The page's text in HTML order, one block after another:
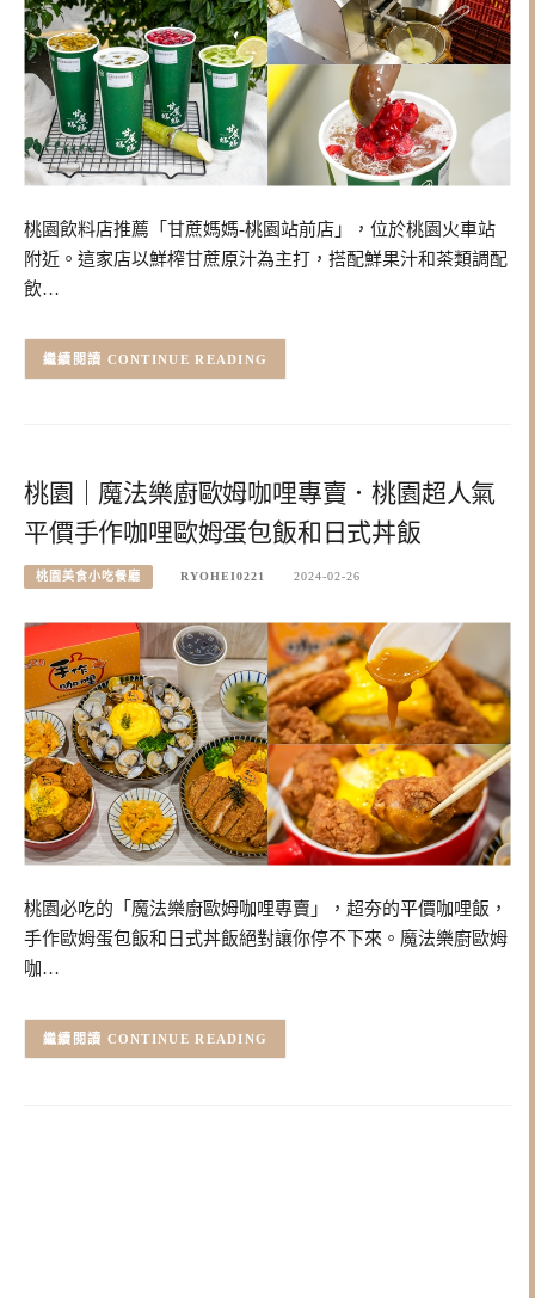
桃園飲料店推薦「甘蔗媽媽-桃園站前店」，位於桃園火車站
附近。這家店以鮮榨甘蔗原汁為主打，搭配鮮果汁和茶類調配
飲…
CONTINUE READING
桃園｜魔法樂廚歐姆咖哩專賣．桃園超人氣
平價手作咖哩歐姆蛋包飯和日式丼飯
桃園美食小吃餐廳 RYOHEI0221 2024-02-26
桃園必吃的「魔法樂廚歐姆咖哩專賣」，超夯的平價咖哩飯，
手作歐姆蛋包飯和日式丼飯絕對讓你停不下來。魔法樂廚歐姆
咖…
CONTINUE READING